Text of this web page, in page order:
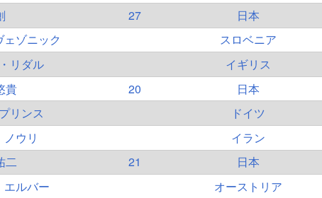
27 日本
ゾニック
スロベニア
リダル
イギリス
貴 20 日本
リンス
ドイツ
ウリ イラン
二 21 日本
エルバー
オーストリア